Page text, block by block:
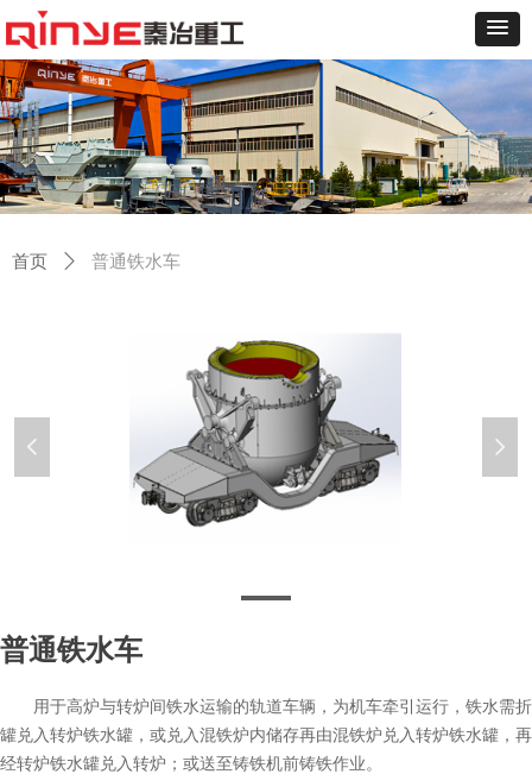
用于高炉与转炉间铁水运输的轨道车辆，为机车牵引运行，铁水需折
罐兑入转炉铁水罐，或兑入混铁炉内储存再由混铁炉兑入转炉铁水罐，再
经转炉铁水罐兑入转炉；或送至铸铁机前铸铁作业。
首页 ꄲ 普通铁水车
넳 넲
普通铁水车